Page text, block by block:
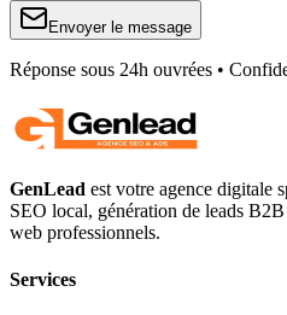
Envoyer le message
Réponse sous 24h ouvrées •
GenLead est votre agence digitale
SEO local, génération de leads
web professionnels.
Services